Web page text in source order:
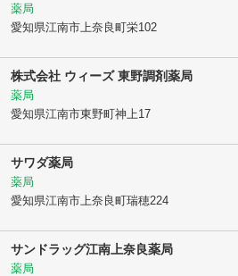
薬局
愛知県江南市 上奈良町栄102
株式会社 ウィーズ 東野調剤薬局
薬局
愛知県江南市東野町神上17
サワダ薬局
薬局
愛知県江南市 上奈良町瑞穂224
サンドラッグ江南上奈良薬局
薬局